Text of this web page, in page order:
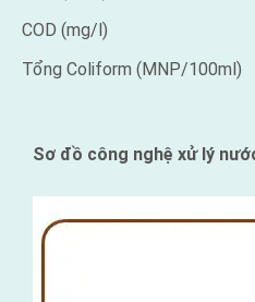
COD (mg/l)
Tổng Coliform (MNP/100ml)
Sơ đồ công nghệ xử lý